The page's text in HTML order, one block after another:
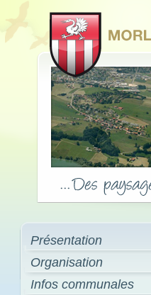
Présentation
Organisation
Infos communales